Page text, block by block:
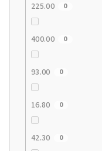
225.00 0
400.00 0
93.00 0
16.80 0
42.30 0